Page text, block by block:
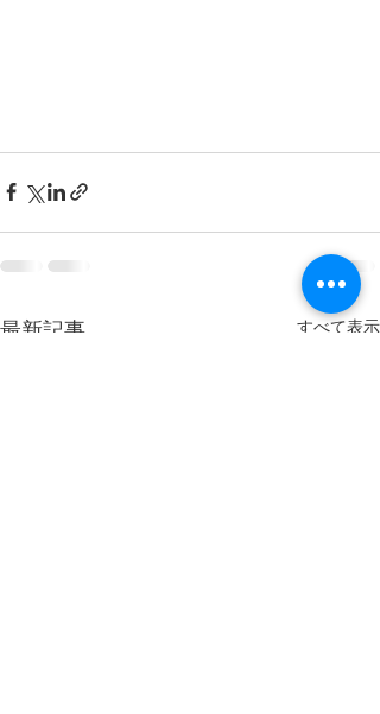
最新記事 すべて表示